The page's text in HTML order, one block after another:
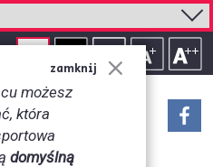
zamknij
możesz
która
domyślną